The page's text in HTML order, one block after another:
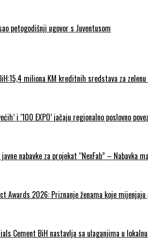
petogodišnji ugovor s Juventusom
miliona KM kreditnih sredstava za
i ‘100 EXPO’ jačaju regionalno poslovno
nabavke za projekat “NexFab” – Nabavka
Awards 2026: Priznanje ženama koje
Cement BiH nastavlja sa ulaganjima u